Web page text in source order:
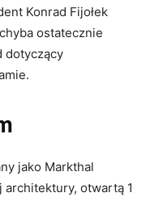
Konrad Fijołek
ostatecznie
dotyczący
jako Markthal
otwartą 1